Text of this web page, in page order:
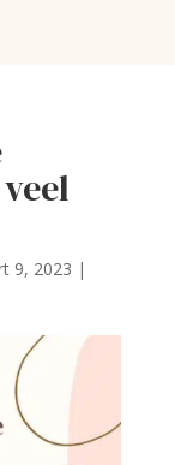
9, 2023 |